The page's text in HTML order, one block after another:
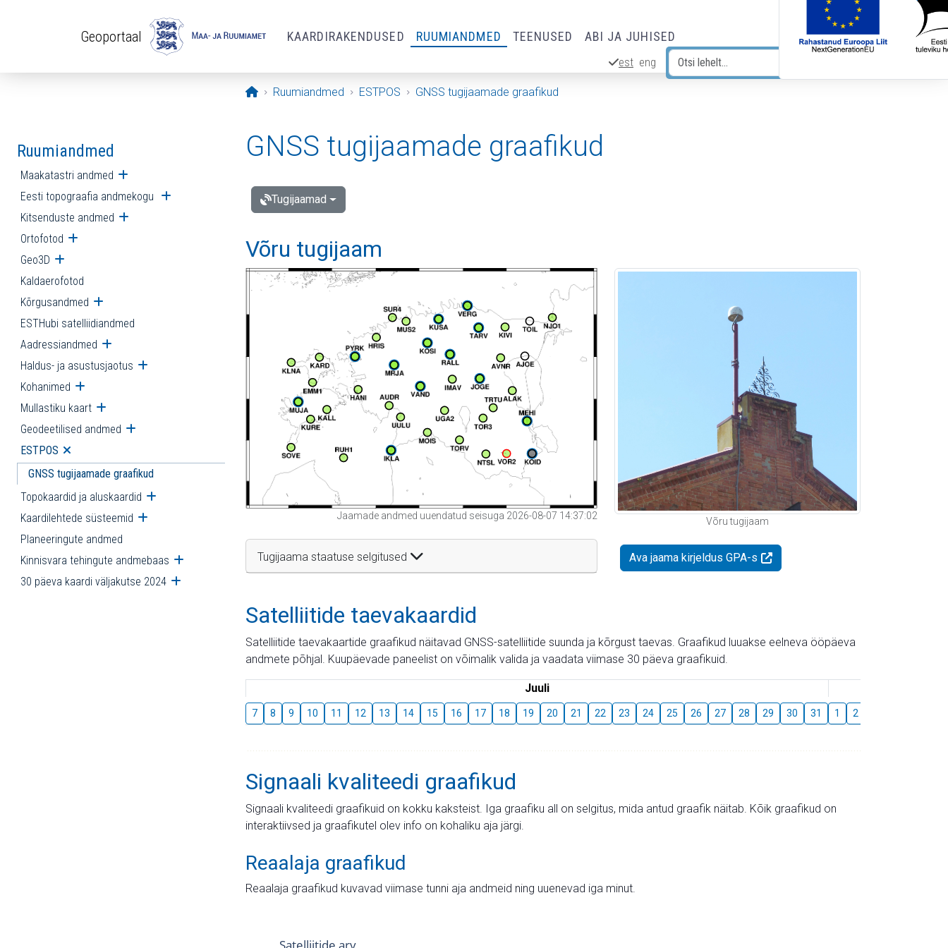
Geoportaal KAARDIRAKENDUSED RUUMIANDMED TEENUSED ABI JA JUHISED
est eng
Avaleht
Ruumiandmed ESTPOS GNSS tugijaamade graafikud
Ruumiandmed
Maakatastri andmed Ava alammenüü
Eesti topograafia andmekogu Ava alammenüü
Kitsenduste andmed Ava alammenüü
Ortofotod Ava alammenüü
Geo3D Ava alammenüü
Kaldaerofotod
Kõrgusandmed Ava alammenüü
ESTHubi satelliidiandmed
Aadressiandmed Ava alammenüü
Haldus- ja asustusjaotus Ava alammenüü
Kohanimed Ava alammenüü
Mullastiku kaart Ava alammenüü
Geodeetilised andmed Ava alammenüü
ESTPOS Ava alammenüü
GNSS tugijaamade graafikud
Topokaardid ja aluskaardid Ava alammenüü
Kaardilehtede süsteemid Ava alammenüü
Planeeringute andmed
Kinnisvara tehingute andmebaas Ava alammenüü
30 päeva kaardi väljakutse 2024 Ava alammenüü
GNSS tugijaamade graafikud
Tugijaamad
Võru tugijaam
Jaamade andmed uuendatud seisuga 2026-08-07 14:37:02
Tugijaama staatuse selgitused
Võru tugijaam
Ava jaama kirjeldus GPA-s
Satelliitide taevakaardid
Satelliitide taevakaartide graafikud näitavad GNSS-satelliitide suunda ja kõrgust taevas. Graafikud luuakse eelneva ööpäeva
andmete põhjal. Kuupäevade paneelist on võimalik valida ja vaadata viimase 30 päeva graafikuid.
Juuli
7 8 9 10 11 12 13 14 15 16 17 18 19 20 21 22 23 24 25 26 27 28 29 30 31 1 2
Signaali kvaliteedi graafikud
Signaali kvaliteedi graafikuid on kokku kaksteist. Iga graafiku all on selgitus, mida antud graafik näitab. Kõik graafikud on
interaktiivsed ja graafikutel olev info on kohaliku aja järgi.
Reaalaja graafikud
Reaalaja graafikud kuvavad viimase tunni aja andmeid ning uuenevad iga minut.